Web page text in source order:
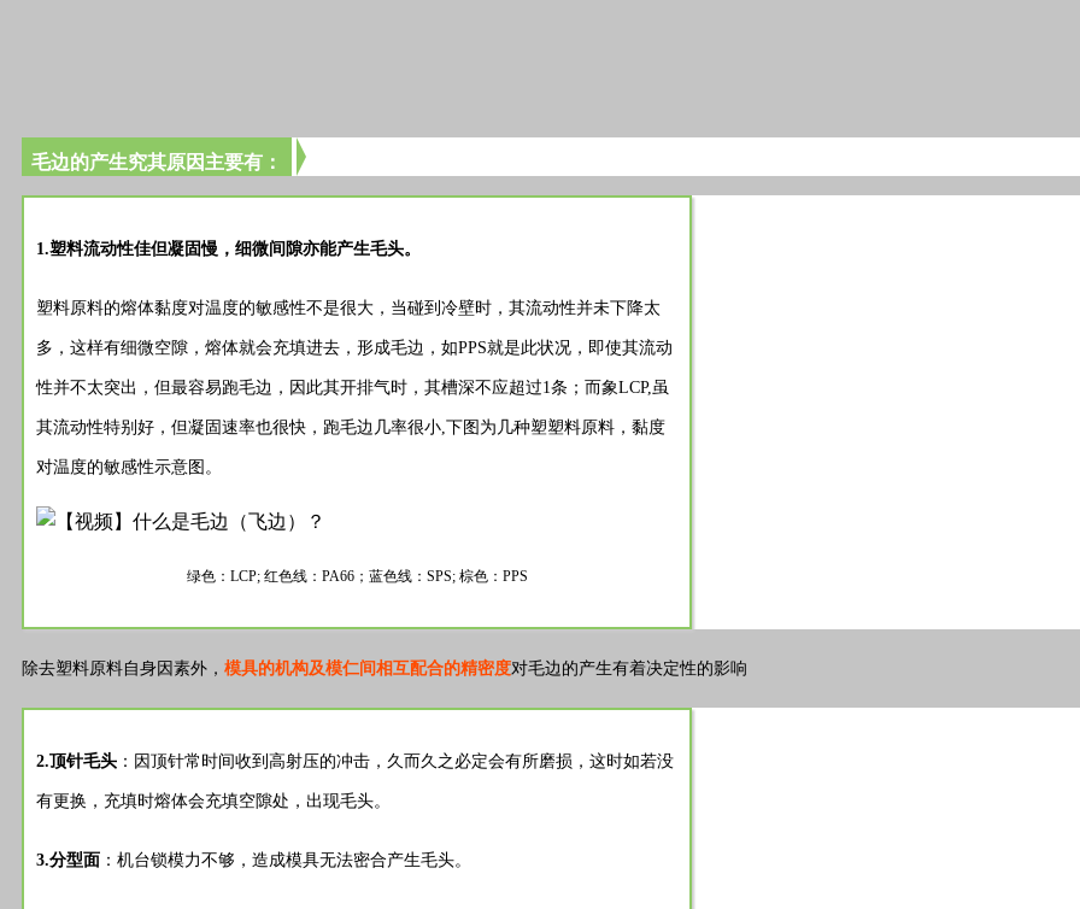
毛边的产生究其原因主要有：
1.塑料流动性佳但凝固慢，细微间隙亦能产生毛头。
塑料原料的熔体黏度对温度的敏感性不是很大，当碰到冷壁时，其流动性并未下降太
多，这样有细微空隙，熔体就会充填进去，形成毛边，如PPS就是此状况，即使其流动
性并不太突出，但最容易跑毛边，因此其开排气时，其槽深不应超过1条；而象LCP,虽
其流动性特别好，但凝固速率也很快，跑毛边几率很小,下图为几种塑塑料原料，黏度
对温度的敏感性示意图。
绿色：LCP; 红色线：PA66；蓝色线：SPS; 棕色：PPS
除去塑料原料自身因素外， 模具的机构及模仁间相互配合的精密度对毛边的产生有着决定性的影响
2.顶针毛头 ：因顶针常时间收到高射压的冲击，久而久之必定会有所磨损，这时如若没
有更换，充填时熔体会充填空隙处，出现毛头。
3.分型面 ：机台锁模力不够，造成模具无法密合产生毛头。